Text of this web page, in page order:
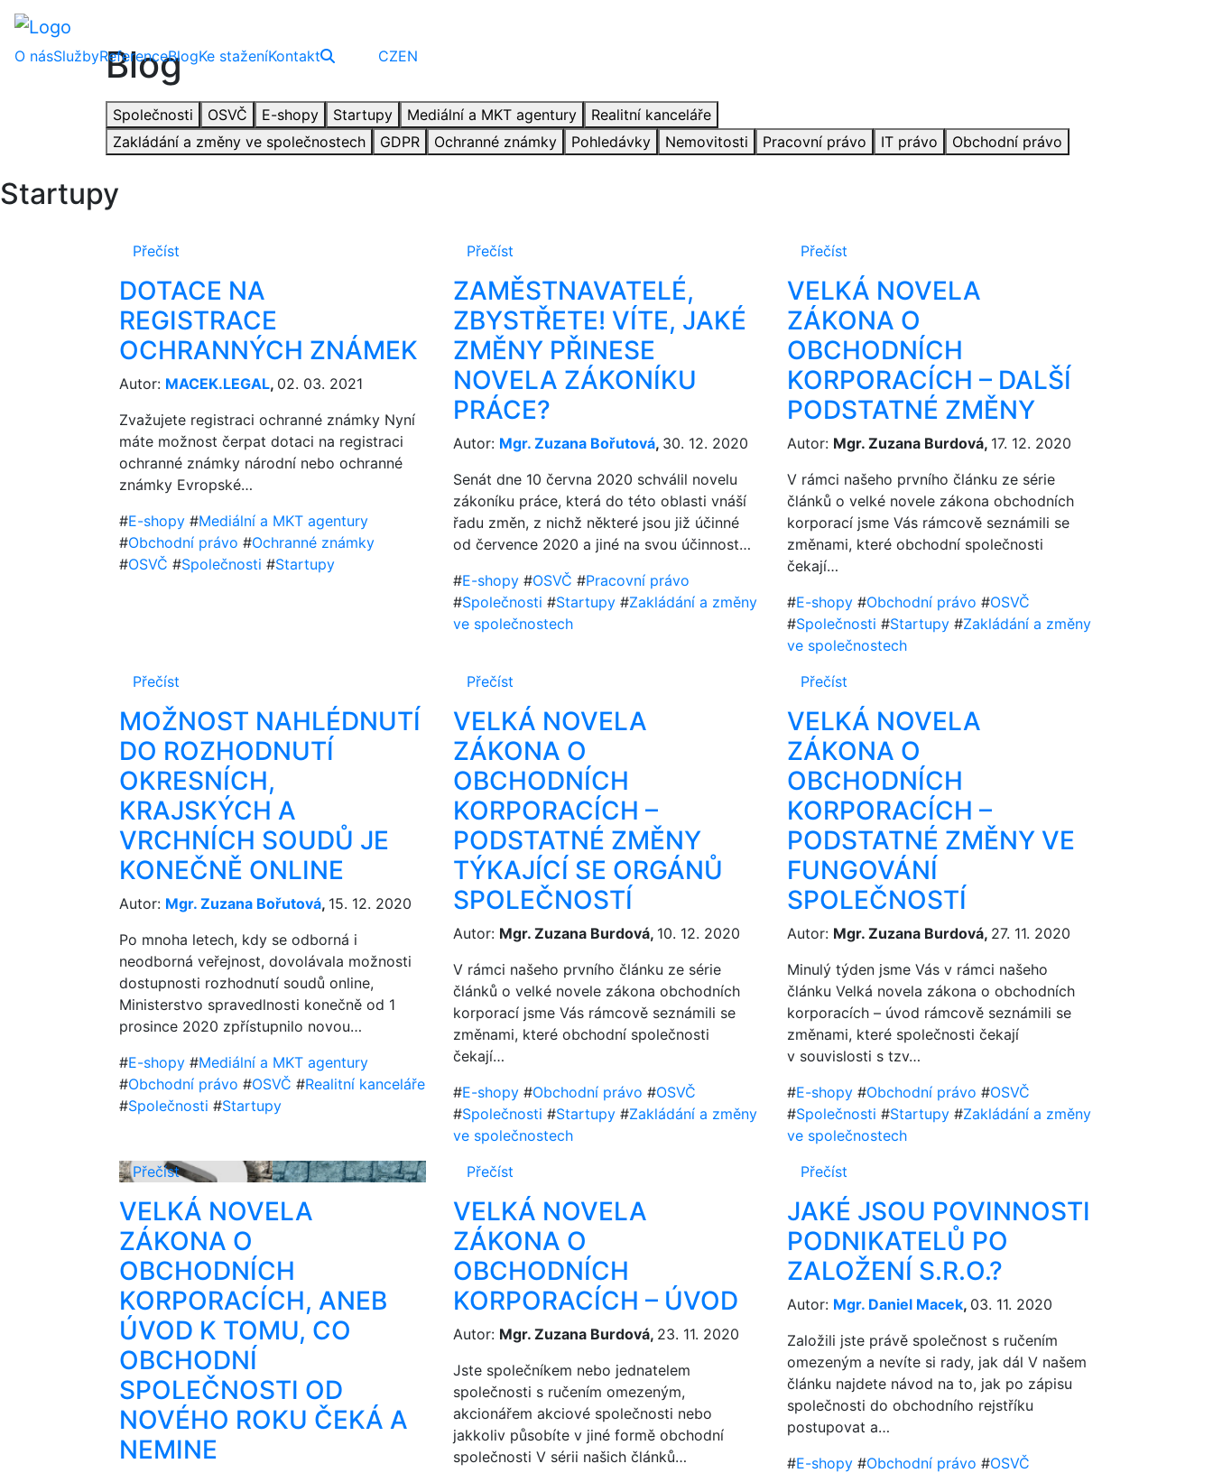
O násSlužbyReferenceBlogKe staženíKontakt CZEN
Blog
Společnosti OSVČ E-shopy Startupy Mediální a MKT agentury
Realitní kanceláře
Zakládání a změny ve společnostech
GDPR Ochranné známky Pohledávky Nemovitosti Pracovní právo IT právo Obchodní právo
Startupy
Přečíst
DOTACE NA
REGISTRACE
OCHRANNÝCH ZNÁMEK
Autor: MACEK.LEGAL, 02. 03. 2021
Zvažujete registraci ochranné známky Nyní
máte možnost čerpat dotaci na registraci
ochranné známky národní nebo ochranné
známky Evropské…
#E-shopy #Mediální a MKT agentury
#Obchodní právo #Ochranné známky
#OSVČ #Společnosti #Startupy
Přečíst
ZAMĚSTNAVATELÉ,
ZBYSTŘETE! VÍTE, JAKÉ
ZMĚNY PŘINESE
NOVELA ZÁKONÍKU
PRÁCE?
Autor: Mgr. Zuzana Bořutová, 30. 12. 2020
Senát dne 10 června 2020 schválil novelu
zákoníku práce, která do této oblasti vnáší
řadu změn, z nichž některé jsou již účinné
od července 2020 a jiné na svou účinnost…
#E-shopy #OSVČ #Pracovní právo
#Společnosti #Startupy #Zakládání a změny
ve společnostech
Přečíst
VELKÁ NOVELA
ZÁKONA O
OBCHODNÍCH
KORPORACÍCH – DALŠÍ
PODSTATNÉ ZMĚNY
Autor: Mgr. Zuzana Burdová, 17. 12. 2020
V rámci našeho prvního článku ze série
článků o velké novele zákona obchodních
korporací jsme Vás rámcově seznámili se
změnami, které obchodní společnosti
čekají…
#E-shopy #Obchodní právo #OSVČ
#Společnosti #Startupy #Zakládání a změny
ve společnostech
Přečíst
MOŽNOST NAHLÉDNUTÍ
DO ROZHODNUTÍ
OKRESNÍCH,
KRAJSKÝCH A
VRCHNÍCH SOUDŮ JE
KONEČNĚ ONLINE
Autor: Mgr. Zuzana Bořutová, 15. 12. 2020
Po mnoha letech, kdy se odborná i
neodborná veřejnost, dovolávala možnosti
dostupnosti rozhodnutí soudů online,
Ministerstvo spravedlnosti konečně od 1
prosince 2020 zpřístupnilo novou…
#E-shopy #Mediální a MKT agentury
#Obchodní právo #OSVČ #Realitní kanceláře
#Společnosti #Startupy
Přečíst
VELKÁ NOVELA
ZÁKONA O
OBCHODNÍCH
KORPORACÍCH –
PODSTATNÉ ZMĚNY
TÝKAJÍCÍ SE ORGÁNŮ
SPOLEČNOSTÍ
Autor: Mgr. Zuzana Burdová, 10. 12. 2020
V rámci našeho prvního článku ze série
článků o velké novele zákona obchodních
korporací jsme Vás rámcově seznámili se
změnami, které obchodní společnosti
čekají…
#E-shopy #Obchodní právo #OSVČ
#Společnosti #Startupy #Zakládání a změny
ve společnostech
Přečíst
VELKÁ NOVELA
ZÁKONA O
OBCHODNÍCH
KORPORACÍCH –
PODSTATNÉ ZMĚNY VE
FUNGOVÁNÍ
SPOLEČNOSTÍ
Autor: Mgr. Zuzana Burdová, 27. 11. 2020
Minulý týden jsme Vás v rámci našeho
článku Velká novela zákona o obchodních
korporacích – úvod rámcově seznámili se
změnami, které společnosti čekají
v souvislosti s tzv…
#E-shopy #Obchodní právo #OSVČ
#Společnosti #Startupy #Zakládání a změny
ve společnostech
Přečíst
VELKÁ NOVELA
ZÁKONA O
OBCHODNÍCH
KORPORACÍCH, ANEB
ÚVOD K TOMU, CO
OBCHODNÍ
SPOLEČNOSTI OD
NOVÉHO ROKU ČEKÁ A
NEMINE
Přečíst
VELKÁ NOVELA
ZÁKONA O
OBCHODNÍCH
KORPORACÍCH – ÚVOD
Autor: Mgr. Zuzana Burdová, 23. 11. 2020
Jste společníkem nebo jednatelem
společnosti s ručením omezeným,
akcionářem akciové společnosti nebo
jakkoliv působíte v jiné formě obchodní
společnosti V sérii našich článků…
Přečíst
JAKÉ JSOU POVINNOSTI
PODNIKATELŮ PO
ZALOŽENÍ S.R.O.?
Autor: Mgr. Daniel Macek, 03. 11. 2020
Založili jste právě společnost s ručením
omezeným a nevíte si rady, jak dál V našem
článku najdete návod na to, jak po zápisu
společnosti do obchodního rejstříku
postupovat a…
#E-shopy #Obchodní právo #OSVČ